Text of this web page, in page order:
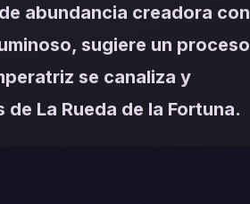
abundancia creadora con
sugiere un proceso
se canaliza y
La Rueda de la Fortuna.